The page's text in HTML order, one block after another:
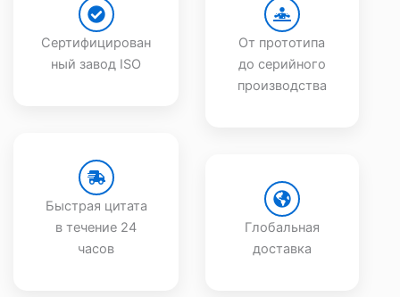
Сертифицирован
ный завод ISO
Быстрая цитата
в течение 24
часов
От прототипа
до серийного
производства
Глобальная
доставка